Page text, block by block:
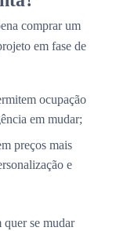
comprar um
em fase de
ocupação
em mudar;
preços mais
e
quer se mudar